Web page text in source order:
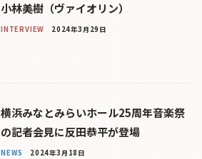
小林美樹（ヴァイオリン）
INTERVIEW 2024年3月29日
横浜みなとみらいホール25周年音楽祭
の記者会見に反田恭平が登場
NEWS 2024年3月18日